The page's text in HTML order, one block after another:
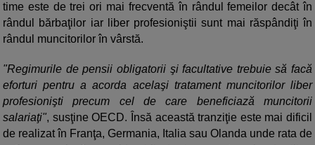
time este de trei ori mai frecventă în rândul femeilor decât în
rândul bărbaţilor iar liber profesioniştii sunt mai răspândiţi în
rândul muncitorilor în vârstă.
"Regimurile de pensii obligatorii şi facultative trebuie să facă
eforturi pentru a acorda acelaşi tratament muncitorilor liber
profesionişti precum cel de care beneficiază muncitorii
salariaţi", susţine OECD. Însă această tranziţie este mai dificil
de realizat în Franţa, Germania, Italia sau Olanda unde rata de